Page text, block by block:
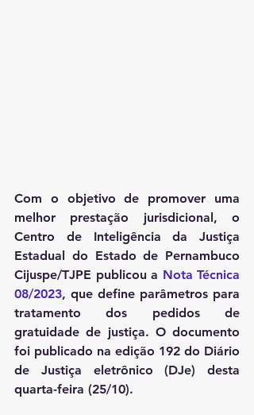
Com o objetivo de promover uma
Centro de Inteligência da Justiça
Estadual do Estado de
Cijuspe/TJPE publicou a Nota Técnica
08/2023, que define parâmetros para
tratamento dos pedidos de
gratuidade de justiça. O documento
foi publicado na edição 192 do Diário
de Justiça eletrônico (DJe) desta
quarta-feira (25/10).